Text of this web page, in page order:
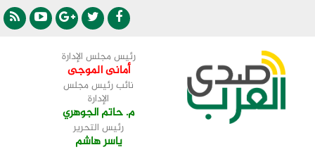
رئيس مجلس الإدارة
أمانى الموجى
نائب رئيس مجلس
الإدارة
م. حاتم الجوهري
رئيس التحرير
ياسر هاشم